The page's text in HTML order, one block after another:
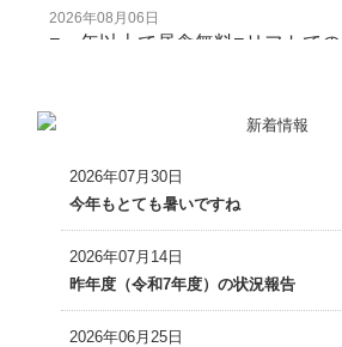
2026年07月30日
今年もとても暑いですね
2026年07月14日
昨年度（令和7年度）の状況報告
2026年06月25日